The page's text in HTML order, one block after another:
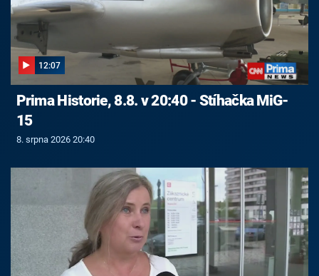
12:07
Prima Historie, 8.8. v 20:40 - Stíhačka MiG-
15
8. srpna 2026 20:40